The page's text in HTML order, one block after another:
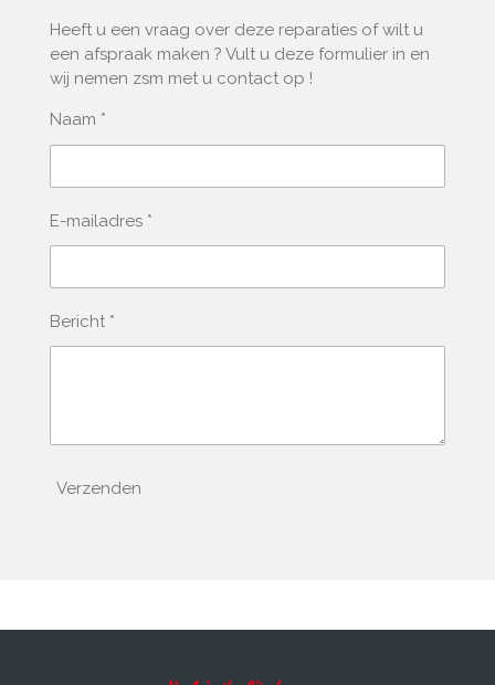
Heeft u een vraag over deze reparaties of wilt u
een afspraak maken ? Vult u deze formulier in en
wij nemen zsm met u contact op !
Naam *
E-mailadres *
Bericht *
Verzenden